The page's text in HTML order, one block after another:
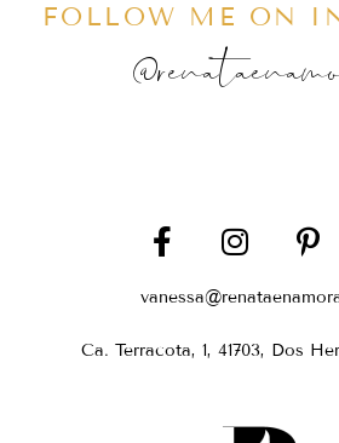
FOLLOW ME ON
Ca. Terracota, 1, 41703, Dos